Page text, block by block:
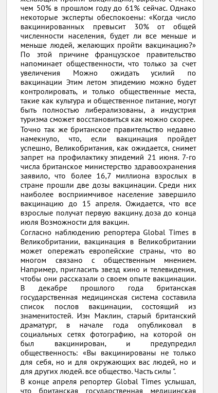
чем 50% в прошлом году до 61% сейчас. Однако
некоторые эксперты обеспокоены: «Когда число
вакцинированных превысит 30% от общей
численности населения, будет ли все меньше и
меньше людей, желающих пройти вакцинацию?»
По этой причине французское правительство
напоминает общественности, что только за счет
увеличения Можно ожидать усилий по
вакцинации Этим летом эпидемию можно будет
контролировать, и только общественные места,
такие как культура и общественное питание, могут
быть полностью либерализованы, а индустрия
туризма сможет восстановиться как можно скорее.
Точно так же британское правительство недавно
намекнуло, что, если вакцинация пройдет
успешно, Великобритания, как ожидается, снимет
запрет на профилактику эпидемий 21 июня. 7-го
числа британское министерство здравоохранения
заявило, что более 16,7 миллиона взрослых в
стране прошли две дозы вакцинации. Среди них
наиболее восприимчивое население завершило
вакцинацию до 15 апреля. Ожидается, что все
взрослые получат первую вакцину. доза до конца
июля Возможности для вакцин.
Согласно наблюдению репортера Global Times в
Великобритании, вакцинация в Великобритании
может опережать европейские страны, что во
многом связано с общественным мнением.
Например, пригласить звезд кино и телевидения,
чтобы они рассказали о своем опыте вакцинации.
В декабре прошлого года британская
государственная медицинская система составила
список послов вакцинации, состоящий из
знаменитостей. Иэн Маклин, старый британский
драматург, в начале года опубликовал в
социальных сетях фотографию, на которой он
был вакцинирован, и предупредил
общественность: «Вы вакцинированы не только
для себя, но и для окружающих вас людей, но и
для других людей. все общество. Часть силы ".
В конце апреля репортер Global Times услышал,
что британская государственная медицинская